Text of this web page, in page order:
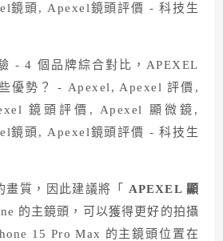
質，因此建議將「
APEXEL 顯
的主鏡頭，可以獲得更好的拍攝
15 Pro Max 的主鏡頭位置在